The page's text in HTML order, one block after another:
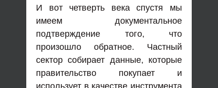
И вот четверть века спустя мы
имеем документальное
подтверждение того, что
произошло обратное. Частный
сектор собирает данные, которые
правительство покупает и
использует в качестве инструмента